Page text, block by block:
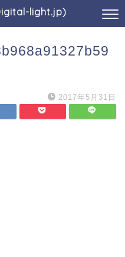
light.jp)
2017年5月31日